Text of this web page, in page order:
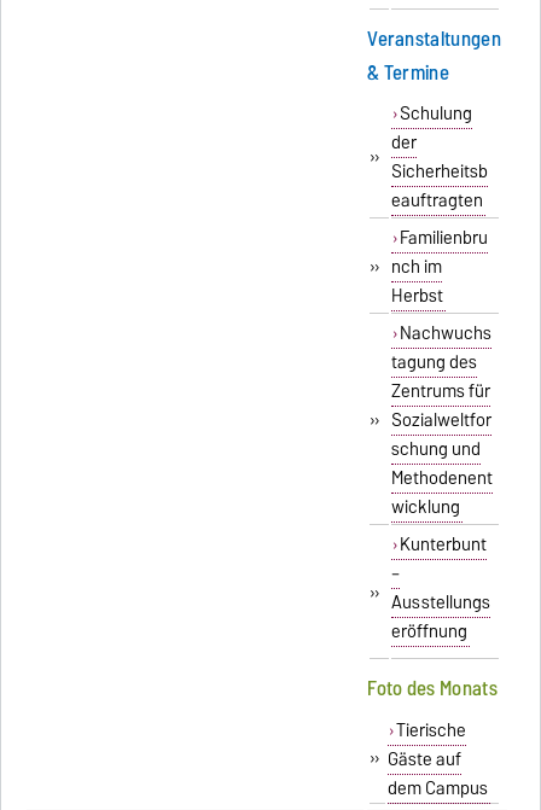
Veranstaltungen
& Termine
»
Schulung
der
Sicherheitsb
eauftragten
»
Familienbru
nch im
Herbst
»
Nachwuchs
tagung des
Zentrums für
Sozialweltfor
schung und
Methodenent
wicklung
»
Kunterbunt
–
Ausstellungs
eröffnung
Foto des Monats
»
Tierische
Gäste auf
dem Campus